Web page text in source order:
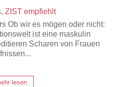
,ZIST empfiehlt
Ob wir es mögen oder nicht:
ist eine maskulin
Scharen von Frauen
lesen